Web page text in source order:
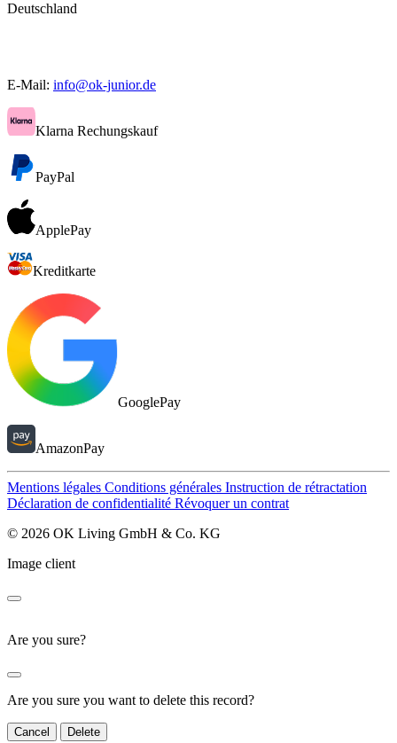
Deutschland
E-Mail: info@ok-junior.de
Klarna Rechungskauf
PayPal
ApplePay
Kreditkarte
GooglePay
AmazonPay
Mentions légales Conditions générales Instruction de rétractation
Déclaration de confidentialité Révoquer un contrat
© 2026 OK Living GmbH & Co. KG
Image client
Are you sure?
Are you sure you want to delete this record?
Cancel Delete